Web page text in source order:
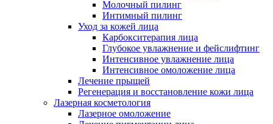
Молочный пилинг
Интимный пилинг
Уход за кожей лица
Карбокситерапия лица
Глубокое увлажнение и фейслифтинг
Интенсивное увлажнение лица
Интенсивное омоложение лица
Лечение прыщей
Регенерация и восстановление кожи лица
Лазерная косметология
Лазерное омоложение